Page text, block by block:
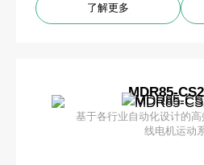
了解更多
MDR85-
基于各行业自动化设计的
线电机运动